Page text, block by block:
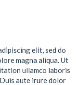
elit, sed do
magna aliqua. Ut
ullamco laboris
aute irure dolor